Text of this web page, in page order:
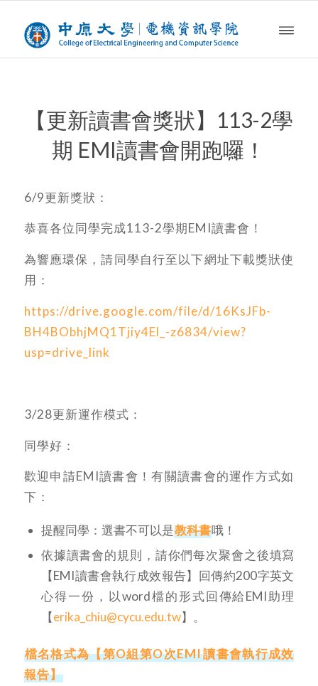
【更新讀書會獎狀】113-2學
期 EMI讀書會開跑囉！
6/9更新獎狀：
恭喜各位同學完成113-2學期EMI讀書會！
為響應環保，請同學自行至以下網址下載獎狀使
用：
https://drive.google.com/file/d/16KsJFb-
BH4BObhjMQ1Tjiy4El_-z6834/view?
usp=drive_link
3/28更新運作模式：
同學好：
歡迎申請EMI讀書會！有關讀書會的運作方式如
下：
提醒同學：選書不可以是教科書哦！
依據讀書會的規則，請你們每次聚會之後填寫
【EMI讀書會執行成效報告】回傳約200字英文
心得一份，以word檔的形式回傳給EMI助理
【erika_chiu@cycu.edu.tw】。
檔名格式為【第O組第O次EMI讀書會執行成效
報告】